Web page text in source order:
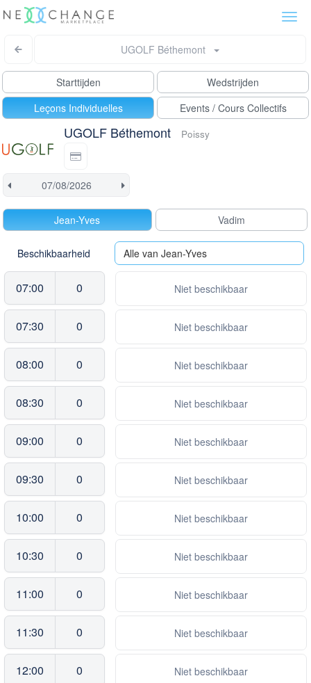
UGOLF Béthemont
Starttijden
Wedstrijden
Leçons Individuelles
Events / Cours Collectifs
UGOLF Béthemont Poissy
Jean-Yves Vadim
Beschikbaarheid Alle van Jean-Yves
07:00 0 Niet beschikbaar
07:30 0 Niet beschikbaar
08:00 0 Niet beschikbaar
08:30 0 Niet beschikbaar
09:00 0 Niet beschikbaar
09:30 0 Niet beschikbaar
10:00 0 Niet beschikbaar
10:30 0 Niet beschikbaar
11:00 0 Niet beschikbaar
11:30 0 Niet beschikbaar
12:00 0 Niet beschikbaar